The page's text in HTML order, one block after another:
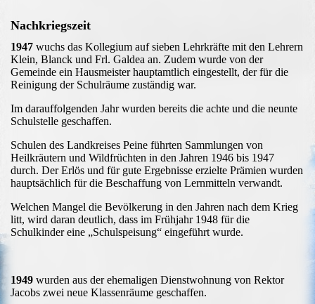
Nachkriegszeit
1947 wuchs das Kollegium auf sieben Lehrkräfte mit den Lehrern
Klein, Blanck und Frl. Galdea an. Zudem wurde von der
Gemeinde ein Hausmeister hauptamtlich eingestellt, der für die
Reinigung der Schulräume zuständig war.
Im darauffolgenden Jahr wurden bereits die achte und die neunte
Schulstelle geschaffen.
Schulen des Landkreises Peine führten Sammlungen von
Heilkräutern und Wildfrüchten in den Jahren 1946 bis 1947
durch. Der Erlös und für gute Ergebnisse erzielte Prämien wurden
hauptsächlich für die Beschaffung von Lernmitteln verwandt.
Welchen Mangel die Bevölkerung in den Jahren nach dem Krieg
litt, wird daran deutlich, dass im Frühjahr 1948 für die
Schulkinder eine „Schulspeisung“ eingeführt wurde.
1949 wurden aus der ehemaligen Dienstwohnung von Rektor
Jacobs zwei neue Klassenräume geschaffen.